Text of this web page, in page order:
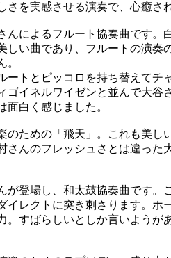
さを実感させる演奏で、心癒さ
によるフルート協奏曲です。
しい曲であり、フルートの演奏
。
トとピッコロを持ち替えてチ
ゴイネルワイゼンと並んで大谷
面白く感じました。
ための「飛天」。これも美し
さんのフレッシュさとは違っ
登場し、和太鼓協奏曲です。
イレクトに突き刺さります。
。すばらしいとしか言いよう